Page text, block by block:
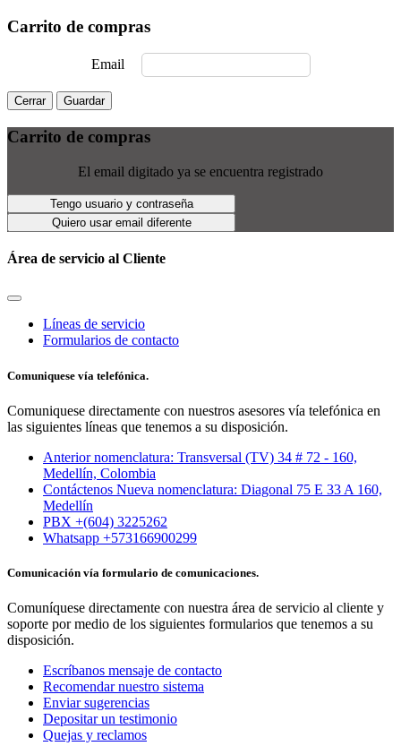
Carrito de compras
Email
Cerrar Guardar
Carrito de compras
El email digitado ya se encuentra registrado
Tengo usuario y contraseña
Quiero usar email diferente
Área de servicio al Cliente
Líneas de servicio
Formularios de contacto
Comuniquese vía telefónica.
Comuniquese directamente con nuestros asesores vía telefónica en
las siguientes líneas que tenemos a su disposición.
Anterior nomenclatura: Transversal (TV) 34 # 72 - 160,
Medellín, Colombia
Contáctenos Nueva nomenclatura: Diagonal 75 E 33 A 160,
Medellín
PBX +(604) 3225262
Whatsapp +573166900299
Comunicación vía formulario de comunicaciones.
Comuníquese directamente con nuestra área de servicio al cliente y
soporte por medio de los siguientes formularios que tenemos a su
disposición.
Escríbanos mensaje de contacto
Recomendar nuestro sistema
Enviar sugerencias
Depositar un testimonio
Quejas y reclamos